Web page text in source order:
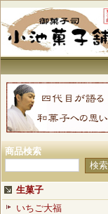
商品検索
生菓子
いちご大福